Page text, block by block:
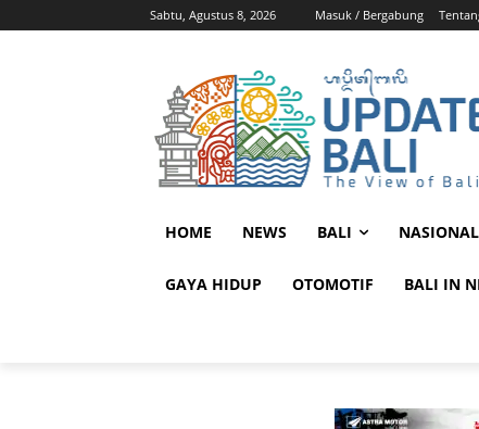
Sabtu, Agustus 8, 2026 Masuk / Bergabung
HOME NEWS BALI NASIONAL
GAYA HIDUP OTOMOTIF BALI IN